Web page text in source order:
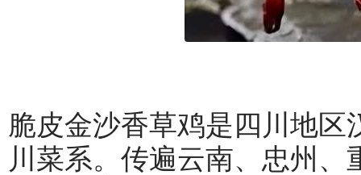
脆皮金沙香草鸡是四川地
川菜系。传遍云南、忠州